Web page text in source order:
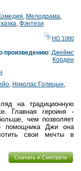
, Мелодрама,
, Фэнтези
HD 1080
произведению:Джеймс
Корден
, Николас Голицын,
на традиционную
Главная героиня -
чем позволяет
помощника Джи она
свои мечты в
Скачать и Смотреть